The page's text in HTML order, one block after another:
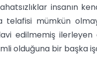
insanın
mümkün
edilmemiş
olduğuna bir başka